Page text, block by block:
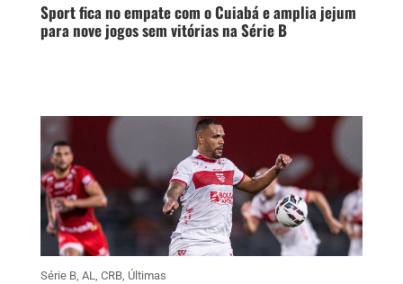
Sport fica no empate com o Cuiabá e amplia jejum
para nove jogos sem vitórias na Série B
Série B, AL, CRB, Últimas